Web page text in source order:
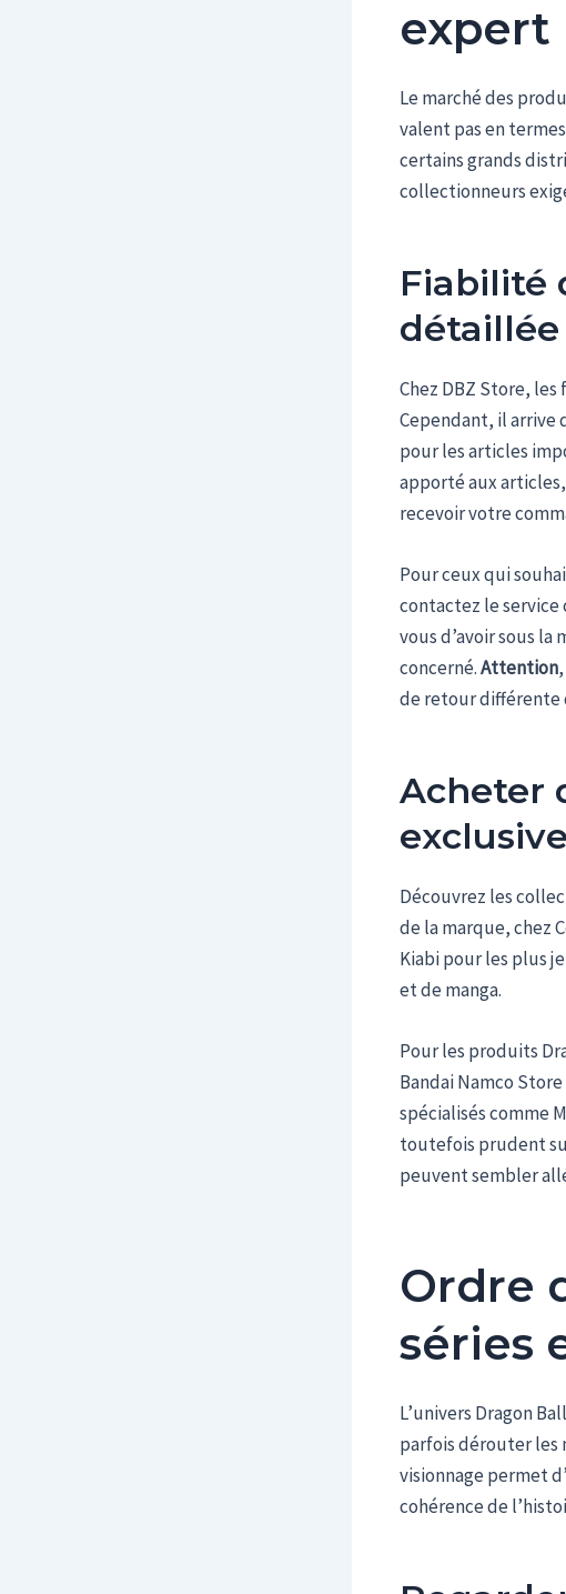
expert
Le marché des
valent pas en
certains grands
collectionneurs
Fiabilité
détaillée
Chez DBZ Store,
Cependant, il arrive
pour les articles
apporté aux
recevoir votre
Pour ceux qui
contactez le service
vous d’avoir sous
concerné.Attention
de retour différente
Acheter
Découvrez les
de la marque, chez
Kiabi pour les plus
et de manga.
Pour les produits
Bandai Namco
spécialisés comme
toutefois prudent
peuvent sembler
Ordre
séries
L’univers Dragon
parfois dérouter les
visionnage permet
cohérence de